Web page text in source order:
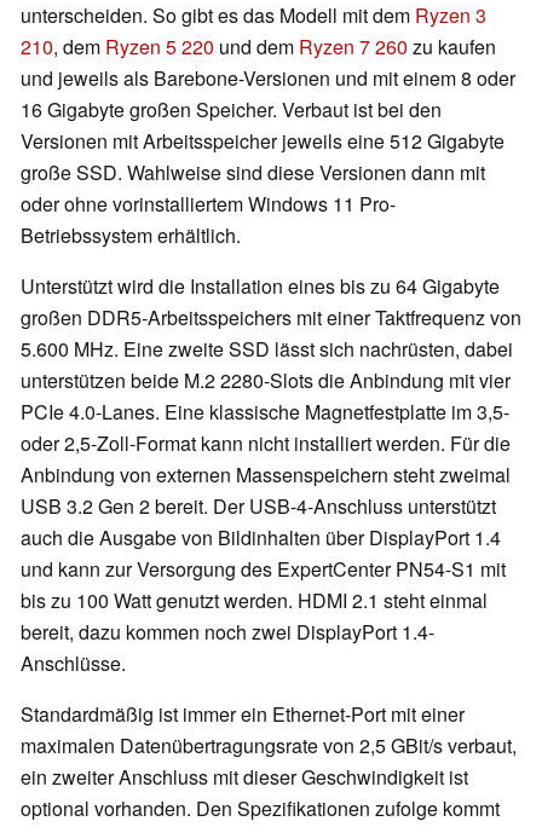
unterscheiden. So gibt es das Modell mit dem Ryzen 3
210, dem Ryzen 5 220 und dem Ryzen 7 260 zu kaufen
und jeweils als Barebone-Versionen und mit einem 8 oder
16 Gigabyte großen Speicher. Verbaut ist bei den
Versionen mit Arbeitsspeicher jeweils eine 512 Gigabyte
große SSD. Wahlweise sind diese Versionen dann mit
oder ohne vorinstalliertem Windows 11 Pro-
Betriebssystem erhältlich.
Unterstützt wird die Installation eines bis zu 64 Gigabyte
großen DDR5-Arbeitsspeichers mit einer Taktfrequenz von
5.600 MHz. Eine zweite SSD lässt sich nachrüsten, dabei
unterstützen beide M.2 2280-Slots die Anbindung mit vier
PCIe 4.0-Lanes. Eine klassische Magnetfestplatte im 3,5-
oder 2,5-Zoll-Format kann nicht installiert werden. Für die
Anbindung von externen Massenspeichern steht zweimal
USB 3.2 Gen 2 bereit. Der USB-4-Anschluss unterstützt
auch die Ausgabe von Bildinhalten über DisplayPort 1.4
und kann zur Versorgung des ExpertCenter PN54-S1 mit
bis zu 100 Watt genutzt werden. HDMI 2.1 steht einmal
bereit, dazu kommen noch zwei DisplayPort 1.4-
Anschlüsse.
Standardmäßig ist immer ein Ethernet-Port mit einer
maximalen Datenübertragungsrate von 2,5 GBit/s verbaut,
ein zweiter Anschluss mit dieser Geschwindigkeit ist
optional vorhanden. Den Spezifikationen zufolge kommt